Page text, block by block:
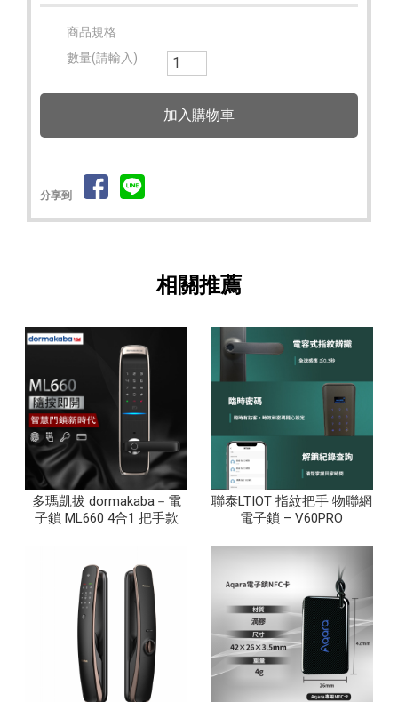
商品規格
數量(請輸入)
分享到
多瑪凱拔 dormakaba－電
子鎖 ML660 4合1 把手款
聯泰LTIOT 指紋把手 物聯網
電子鎖 – V60PRO